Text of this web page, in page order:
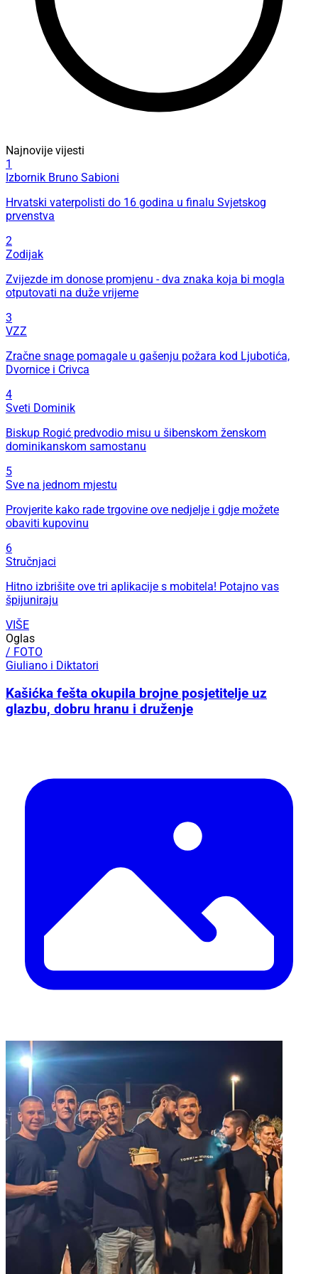
Najnovije vijesti
1
Izbornik Bruno Sabioni
Hrvatski vaterpolisti do 16 godina u finalu Svjetskog
prvenstva
2
Zodijak
Zvijezde im donose promjenu - dva znaka koja bi mogla
otputovati na duže vrijeme
3
VZZ
Zračne snage pomagale u gašenju požara kod Ljubotića,
Dvornice i Crivca
4
Sveti Dominik
Biskup Rogić predvodio misu u šibenskom ženskom
dominikanskom samostanu
5
Sve na jednom mjestu
Provjerite kako rade trgovine ove nedjelje i gdje možete
obaviti kupovinu
6
Stručnjaci
Hitno izbrišite ove tri aplikacije s mobitela! Potajno vas
špijuniraju
VIŠE
Oglas
/ FOTO
Giuliano i Diktatori
Kašićka fešta okupila brojne posjetitelje uz
glazbu, dobru hranu i druženje